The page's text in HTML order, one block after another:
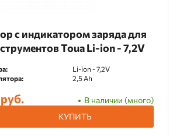
c индикатором заряда для
Toua Li-ion - 7,2V
Li-ion - 7,2V
2,5 Ah
В наличии (много)
КУПИТЬ